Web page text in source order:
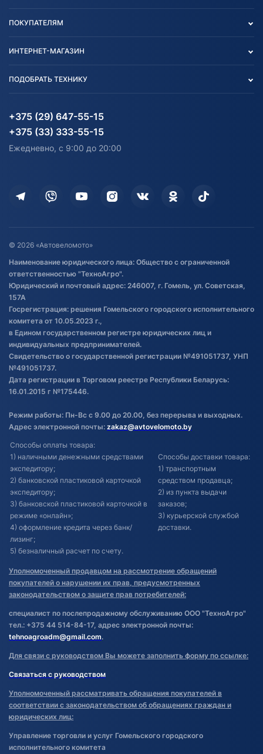
Блог
Карта сайта
ПОКУПАТЕЛЯМ
Согласие на обработку
Информация до получения
согласия на обработку
Доставка
Дополнительные услуги
Оставить отзыв
Договор публичной оферты
Обработка файлов cookie
Постановка транспорта на учет
Обновления в ЭПТС 2024
ИНТЕРНЕТ-МАГАЗИН
Агротехника
Водный транспорт
Электротранспорт
Здоровье
ПОДОБРАТЬ ТЕХНИКУ
Агротехника
Электротранспорт
+375 (29) 647-55-15
+375 (33) 333-55-15
Ежедневно, с 9:00 до 20:00
© 2026 «Автовеломото»
Наименование юридического лица: Общество с ограниченной
ответственностью "ТехноАгро".
Юридический и почтовый адрес: 246007, г. Гомель, ул. Советская,
157А
Госрегистрация: решения Гомельского городского исполнительного
комитета от 10.05.2023 г.,
в Едином государственном регистре юридических лиц и
индивидуальных предпринимателей.
Свидетельство о государственной регистрации №491051737, УНП
№491051737.
Дата регистрации в Торговом реестре Республики Беларусь:
16.01.2015 г №175446.
Режим работы: Пн-Вс с 9.00 до 20.00, без перерыва и выходных.
Адрес электронной почты: zakaz@avtovelomoto.by
Способы оплаты товара:
1) наличными денежными средствами
экспедитору;
2) банковской пластиковой карточкой
экспедитору;
3) банковской пластиковой карточкой в
режиме «онлайн»;
4) оформление кредита через банк/
лизинг;
5) безналичный расчет по счету.
Способы доставки товара:
1) транспортным
средством продавца;
2) из пункта выдачи
заказов;
3) курьерской службой
доставки.
Уполномоченный продавцом на рассмотрение обращений
покупателей о нарушении их прав, предусмотренных
законодательством о защите прав потребителей:
специалист по послепродажному обслуживанию ООО "ТехноАгро"
тел.: +375 44 514-84-17, адрес электронной почты:
tehnoagroadm@gmail.com.
Для связи с руководством Вы можете заполнить форму по ссылке:
Связаться с руководством
Уполномоченный рассматривать обращения покупателей в
соответствии с законодательством об обращениях граждан и
юридических лиц:
Управление торговли и услуг Гомельского городского
исполнительного комитета